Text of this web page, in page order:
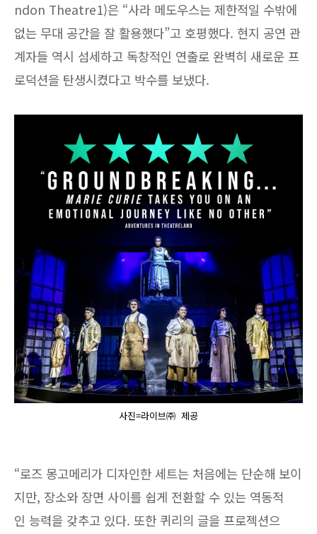
ndon Theatre1)은 “사라 메도우스는 제한적일 수밖에
없는 무대 공간을 잘 활용했다”고 호평했다. 현지 공연 관
계자들 역시 섬세하고 독창적인 연출로 완벽히 새로운 프
로덕션을 탄생시켰다고 박수를 보냈다.
사진=라이브㈜ 제공
“로즈 몽고메리가 디자인한 세트는 처음에는 단순해 보이
지만, 장소와 장면 사이를 쉽게 전환할 수 있는 역동적
인 능력을 갖추고 있다. 또한 퀴리의 글을 프로젝션으